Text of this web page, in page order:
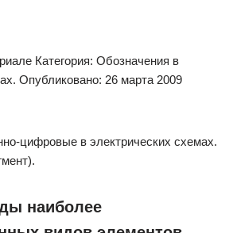
Категория: Обозначения в
Опубликовано: 26 марта 2009
цифровые в электрических схемах.
наиболее